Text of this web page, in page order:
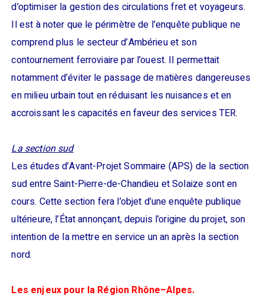
d’optimiser la gestion des circulations fret et voyageurs.
Il est à noter que le périmètre de l’enquête publique ne
comprend plus le secteur d’Ambérieu et son
contournement ferroviaire par l’ouest. Il permettait
notamment d’éviter le passage de matières dangereuses
en milieu urbain tout en réduisant les nuisances et en
accroissant les capacités en faveur des services TER.
La section sud
Les études d’Avant-Projet Sommaire (APS) de la section
sud entre Saint-Pierre-de-Chandieu et Solaize sont en
cours. Cette section fera l’objet d’une enquête publique
ultérieure, l’État annonçant, depuis l’origine du projet, son
intention de la mettre en service un an après la section
nord.
Les enjeux pour la Région Rhône–Alpes.